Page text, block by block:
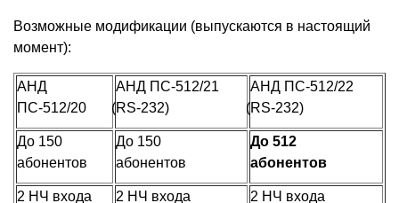
Возможные модификации (выпускаются в настоящий
момент):
АНД
ПС-512/20
АНД ПС-512/21
(RS-232)
АНД ПС-512/22
(RS-232)
До 150
абонентов
До 150
абонентов
До 512
абонентов
2 НЧ входа 2 НЧ входа 2 НЧ входа